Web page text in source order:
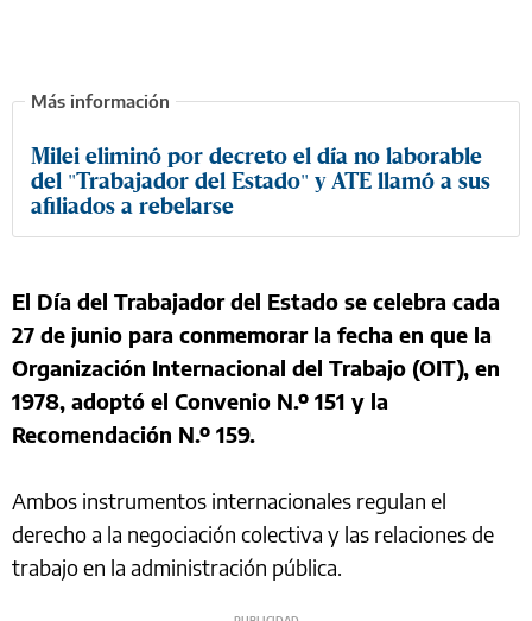
Milei eliminó por decreto el día no laborable
del "Trabajador del Estado" y ATE llamó a sus
afiliados a rebelarse
El Día del Trabajador del Estado se celebra cada
27 de junio para conmemorar la fecha en que la
Organización Internacional del Trabajo (OIT), en
1978, adoptó el Convenio N.º 151 y la
Recomendación N.º 159.
Ambos instrumentos internacionales regulan el
derecho a la negociación colectiva y las relaciones de
trabajo en la administración pública.